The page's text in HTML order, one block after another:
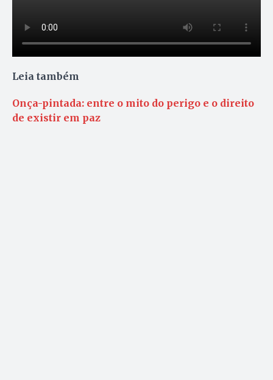
Leia também
Onça-pintada: entre o mito do perigo e o direito
de existir em paz